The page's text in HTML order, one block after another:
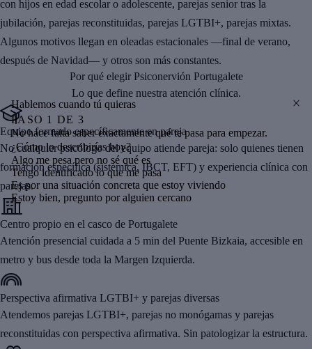
con hijos en edad escolar o adolescente, parejas senior tras la
jubilación, parejas reconstituidas, parejas LGTBI+, parejas mixtas.
Algunos motivos llegan en oleadas estacionales —final de verano,
después de Navidad— y otros son más constantes.
Por qué elegir Psiconervión Portugalete
Lo que define nuestra atención clínica.
Equipo formado específicamente en pareja
No cualquier psicólogo del equipo atiende pareja: solo quienes tienen
formación específica (sistémica, IBCT, EFT) y experiencia clínica con
parejas.
Centro propio en el casco de Portugalete
Atención presencial cuidada a 5 min del Puente Bizkaia, accesible en
metro y bus desde toda la Margen Izquierda.
Perspectiva afirmativa LGTBI+ y parejas diversas
Atendemos parejas LGTBI+, parejas no monógamas y parejas
reconstituidas con perspectiva afirmativa. Sin patologizar la estructura.
Hablemos cuando tú quieras
PASO 1 DE 3
No hace falta saber exactamente qué te pasa para empezar.
¿Cómo lo describirías hoy?
Algo me pesa pero no sé qué es
Tengo identificado lo que me pasa
Es por una situación concreta que estoy viviendo
Estoy bien, pregunto por alguien cercano